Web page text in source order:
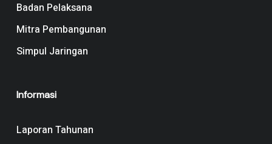
Badan Pelaksana
Mitra Pembangunan
Simpul Jaringan
Informasi
Laporan Tahunan